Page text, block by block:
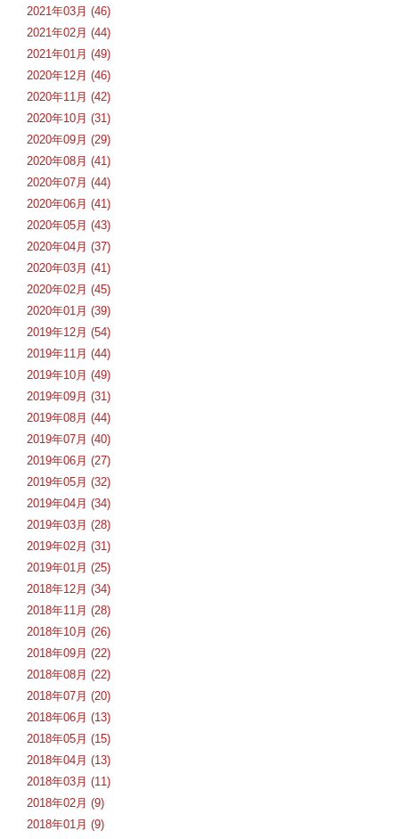
2021年03月 (46)
2021年02月 (44)
2021年01月 (49)
2020年12月 (46)
2020年11月 (42)
2020年10月 (31)
2020年09月 (29)
2020年08月 (41)
2020年07月 (44)
2020年06月 (41)
2020年05月 (43)
2020年04月 (37)
2020年03月 (41)
2020年02月 (45)
2020年01月 (39)
2019年12月 (54)
2019年11月 (44)
2019年10月 (49)
2019年09月 (31)
2019年08月 (44)
2019年07月 (40)
2019年06月 (27)
2019年05月 (32)
2019年04月 (34)
2019年03月 (28)
2019年02月 (31)
2019年01月 (25)
2018年12月 (34)
2018年11月 (28)
2018年10月 (26)
2018年09月 (22)
2018年08月 (22)
2018年07月 (20)
2018年06月 (13)
2018年05月 (15)
2018年04月 (13)
2018年03月 (11)
2018年02月 (9)
2018年01月 (9)